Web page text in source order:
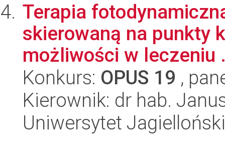
Terapia
skierowaną na punkty
możliwości w leczeniu
Konkurs: OPUS 19 ,
Kierownik: dr hab.
Uniwersytet